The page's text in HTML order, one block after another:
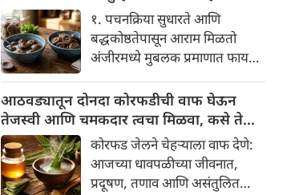
सविस्तरपणे समजून घेऊया.
आहे. विशेषतः ३ ऑगस्ट रोजी एक
अत्यंत दुर्मिळ आणि फलदायी
ग्रहस्थिती (संयोग) तयार होत आहे.
या दिवशी तयार होणारे शुभ योग,
ग्रहांची स्थिती आणि या गोचरमुळे
ज्यांचे नशीब उजळणार आहे अशा
भाग्यवान राशींबद्दल आपण जाणून
घेऊया!
१. पचनक्रिया सुधारते आणि
बद्धकोष्ठतेपासून आराम मिळतो
अंजीरमध्ये मुबलक प्रमाणात फायबर
बद्धकोष्ठता, गॅस किंवा अपचनाचा
त्रास होत असेल, तर अंजीर
तुमच्यासाठी वरदान ठरू शकते. हे
आतड्यांची स्वच्छता ठेवण्यास मदत
करते. पचनसंस्था मजबूत करून पोट
आठवड्यातून दोनदा कोरफडीची वाफ घेऊन
तेजस्वी आणि चमकदार त्वचा मिळवा, कसे ते
जाणून घ्या
कोरफड जेलने चेहऱ्याला वाफ देणे:
आजच्या धावपळीच्या जीवनात,
प्रदूषण, तणाव आणि असंतुलित